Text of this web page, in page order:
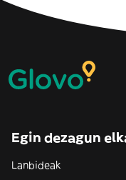
Egin dezagun
Lanbideak